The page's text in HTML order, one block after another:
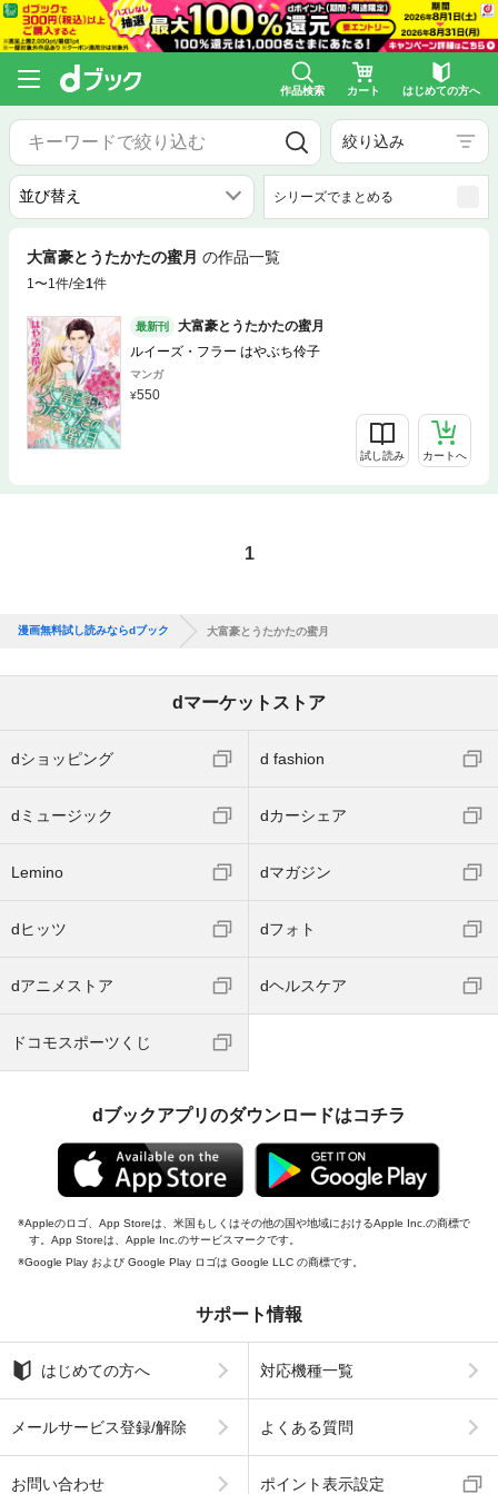
作品検索 カート はじめての方へ
絞り込み
シリーズでまとめる
大富豪とうたかたの蜜月 の作品一覧
1〜1件/全1件
最新刊
大富豪とうたかたの蜜月
ルイーズ・フラー はやぶち伶子
マンガ
550
試し読み カートへ
1
漫画無料試し読みならdブック 大富豪とうたかたの蜜月
dマーケットストア
dショッピング d fashion
dミュージック dカーシェア
Lemino dマガジン
dヒッツ dフォト
dアニメストア dヘルスケア
ドコモスポーツくじ
dブックアプリのダウンロードはコチラ
Appleのロゴ、App Storeは、米国もしくはその他の国や地域におけるApple Inc.の商標で
す。App Storeは、Apple Inc.のサービスマークです。
Google Play および Google Play ロゴは Google LLC の商標です。
サポート情報
はじめての方へ 対応機種一覧
メールサービス登録/解除 よくある質問
お問い合わせ ポイント表示設定